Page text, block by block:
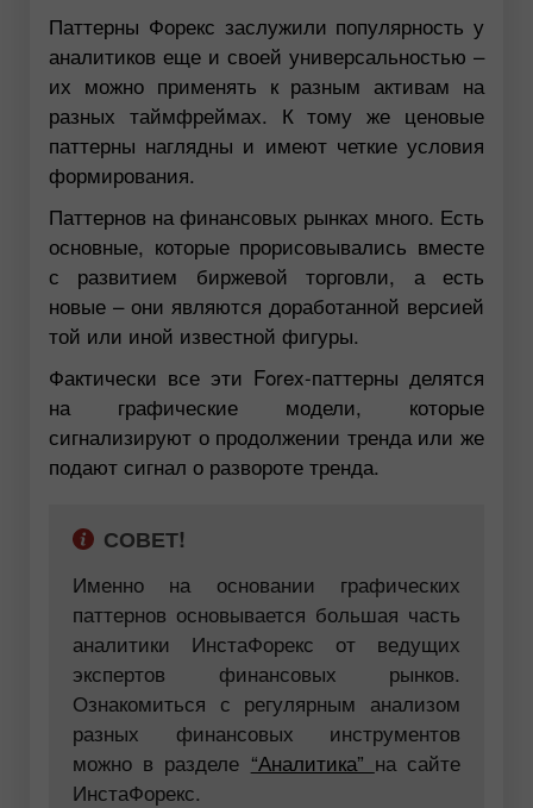
Паттерны Форекс заслужили популярность у
аналитиков еще и своей универсальностью –
их можно применять к разным активам на
разных таймфреймах. К тому же ценовые
паттерны наглядны и имеют четкие условия
формирования.
Паттернов на финансовых рынках много. Есть
основные, которые прорисовывались вместе
с развитием биржевой торговли, а есть
новые – они являются доработанной версией
той или иной известной фигуры.
Фактически все эти Forex-паттерны делятся
на графические модели, которые
сигнализируют о продолжении тренда или же
подают сигнал о развороте тренда.
СОВЕТ!
Именно на основании графических
паттернов основывается большая часть
аналитики ИнстаФорекс от ведущих
экспертов финансовых рынков.
Ознакомиться с регулярным анализом
разных финансовых инструментов
можно в разделе “Аналитика” на сайте
ИнстаФорекс.